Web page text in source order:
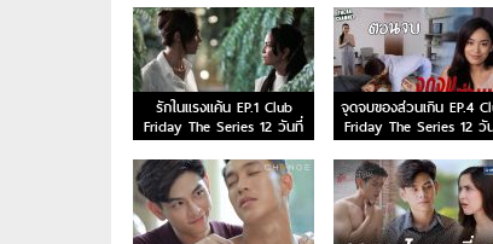
รักอยู่ประตูถัดไป
รักในแรงแค้น EP.1 Club
Friday The Series 12 วันที่
23 ต.ค. 63
จุดจบของส่วนเกิน EP.4
Friday The Series 12 วั
17 ต.ค. 63 ตอนจบ